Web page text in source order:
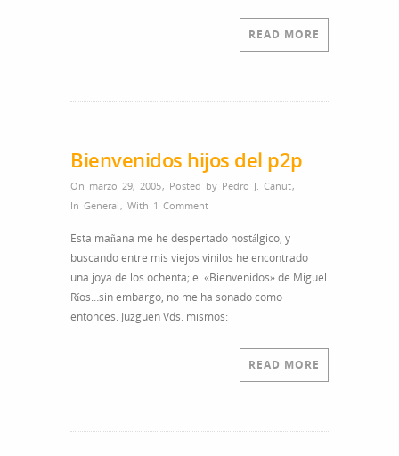
READ MORE
Bienvenidos hijos del p2p
On marzo 29, 2005, Posted by Pedro J. Canut,
In General, With 1 Comment
Esta mañana me he despertado nostálgico, y
buscando entre mis viejos vinilos he encontrado
una joya de los ochenta; el «Bienvenidos» de Miguel
Ríos…sin embargo, no me ha sonado como
entonces. Juzguen Vds. mismos:
READ MORE